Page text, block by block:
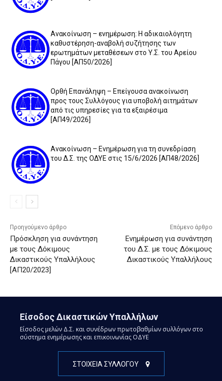
Ανακοίνωση – ενημέρωση: Η αδικαιολόγητη
καθυστέρηση-αναβολή συζήτησης των
ερωτημάτων μεταθέσεων στο Υ.Σ. του Αρείου
Πάγου [ΑΠ50/2026]
Ορθή Επανάληψη – Επείγουσα ανακοίνωση
προς τους Συλλόγους για υποβολή αιτημάτων
από τις υπηρεσίες για τα εξαιρέσιμα
[ΑΠ49/2026]
Ανακοίνωση – Ενημέρωση για τη συνεδρίαση
του Δ.Σ. της ΟΔΥΕ στις 15/6/2026 [ΑΠ48/2026]
Προηγούμενο άρθρο
Πρόσκληση για συνάντηση
με τους Δόκιμους
Δικαστικούς Υπαλλήλους
[ΑΠ20/2023]
Επόμενο άρθρο
Ενημέρωση για συνάντηση
του Δ.Σ. με τους Δόκιμους
Δικαστικούς Υπαλλήλους
Είσοδος Δικαστικών Υπαλλήλων
Είσοδος μελών Δ.Σ. και συνέδρων πρωτοβαθμίων συλλόγων στο
σύστημα ενημέρωσης και επικοινωνίας ΟΔΥΕ
ΣΤΟΙΧΕΙΑ ΣΥΛΛΟΓΟΥ